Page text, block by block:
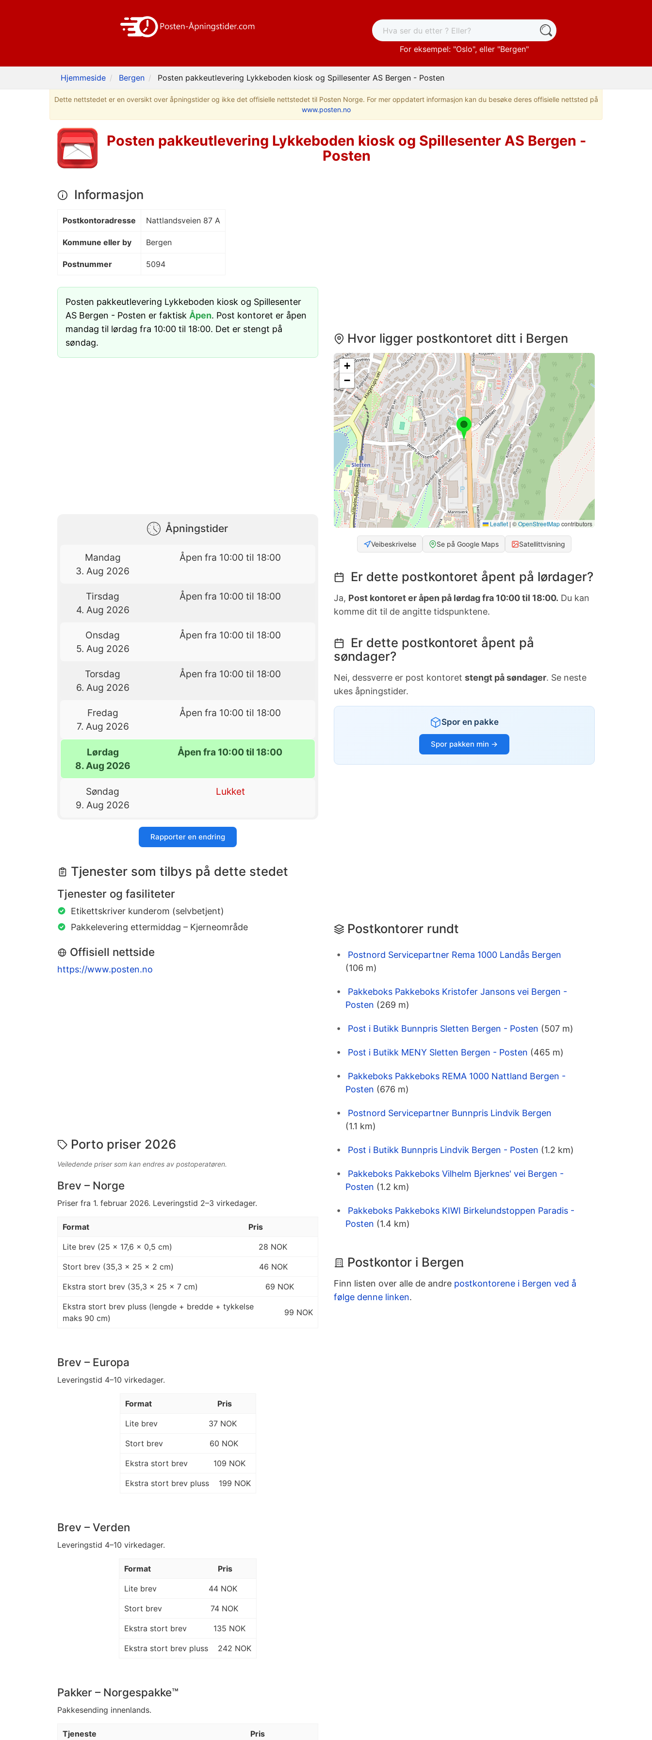
For eksempel: "Oslo", eller "Bergen"
Hjemmeside Bergen Posten pakkeutlevering Lykkeboden kiosk og Spillesenter AS Bergen - Posten
Dette nettstedet er en oversikt over åpningstider og ikke det offisielle nettstedet til Posten Norge. For mer oppdatert informasjon kan du besøke deres offisielle nettsted på
www.posten.no
Posten pakkeutlevering Lykkeboden kiosk og Spillesenter AS Bergen -
Posten
Informasjon
Postkontoradresse Nattlandsveien 87 A
Kommune eller by Bergen
Postnummer 5094
Posten pakkeutlevering Lykkeboden kiosk og Spillesenter
AS Bergen - Posten er faktisk Åpen. Post kontoret er åpen
mandag til lørdag fra 10:00 til 18:00. Det er stengt på
søndag.
Åpningstider
Mandag
3. Aug 2026
Åpen fra 10:00 til 18:00
Tirsdag
4. Aug 2026
Åpen fra 10:00 til 18:00
Onsdag
5. Aug 2026
Åpen fra 10:00 til 18:00
Torsdag
6. Aug 2026
Åpen fra 10:00 til 18:00
Fredag
7. Aug 2026
Åpen fra 10:00 til 18:00
Lørdag
8. Aug 2026
Åpen fra 10:00 til 18:00
Søndag
9. Aug 2026
Lukket
Rapporter en endring
Tjenester som tilbys på dette stedet
Tjenester og fasiliteter
Etikettskriver kunderom (selvbetjent)
Pakkelevering ettermiddag – Kjerneområde
Offisiell nettside
https://www.posten.no
Porto priser 2026
Veiledende priser som kan endres av postoperatøren.
Brev – Norge
Priser fra 1. februar 2026. Leveringstid 2–3 virkedager.
Format Pris
Lite brev (25 × 17,6 × 0,5 cm) 28 NOK
Stort brev (35,3 × 25 × 2 cm) 46 NOK
Ekstra stort brev (35,3 × 25 × 7 cm) 69 NOK
Ekstra stort brev pluss (lengde + bredde + tykkelse
maks 90 cm)
99 NOK
Brev – Europa
Leveringstid 4–10 virkedager.
Format Pris
Lite brev 37 NOK
Stort brev 60 NOK
Ekstra stort brev 109 NOK
Ekstra stort brev pluss 199 NOK
Brev – Verden
Leveringstid 4–10 virkedager.
Format Pris
Lite brev 44 NOK
Stort brev 74 NOK
Ekstra stort brev 135 NOK
Ekstra stort brev pluss 242 NOK
Pakker – Norgespakke™
Pakkesending innenlands.
Tjeneste Pris
Hvor ligger postkontoret ditt i Bergen
+
−
Leaflet | ©OpenStreetMapcontributors
Veibeskrivelse Se på Google Maps Satellittvisning
Er dette postkontoret åpent på lørdager?
Ja, Post kontoret er åpen på lørdag fra 10:00 til 18:00. Du kan
komme dit til de angitte tidspunktene.
Er dette postkontoret åpent på
søndager?
Nei, dessverre er post kontoret stengt på søndager. Se neste
ukes åpningstider.
Spor en pakke
Spor pakken min →
Postkontorer rundt
Postnord Servicepartner Rema 1000 Landås Bergen
(106 m)
Pakkeboks Pakkeboks Kristofer Jansons vei Bergen -
Posten (269 m)
Post i Butikk Bunnpris Sletten Bergen - Posten (507 m)
Post i Butikk MENY Sletten Bergen - Posten (465 m)
Pakkeboks Pakkeboks REMA 1000 Nattland Bergen -
Posten (676 m)
Postnord Servicepartner Bunnpris Lindvik Bergen
(1.1 km)
Post i Butikk Bunnpris Lindvik Bergen - Posten (1.2 km)
Pakkeboks Pakkeboks Vilhelm Bjerknes' vei Bergen -
Posten (1.2 km)
Pakkeboks Pakkeboks KIWI Birkelundstoppen Paradis -
Posten (1.4 km)
Postkontor i Bergen
Finn listen over alle de andre postkontorene i Bergen ved å
følge denne linken.